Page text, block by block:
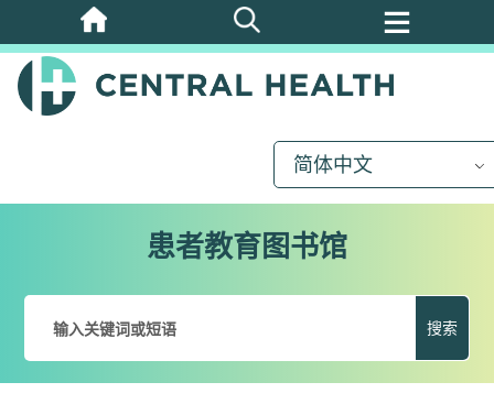
跳
至
主
简体中文
患者教育图书馆
搜索